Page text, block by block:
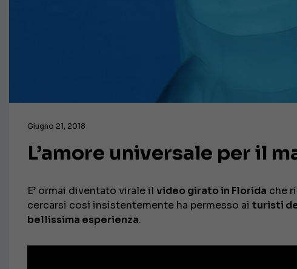
Giugno 21, 2018
L’amore universale per il
E’ ormai diventato virale il video girato in Florida che
cercarsi così insistentemente ha permesso ai turisti
bellissima esperienza.